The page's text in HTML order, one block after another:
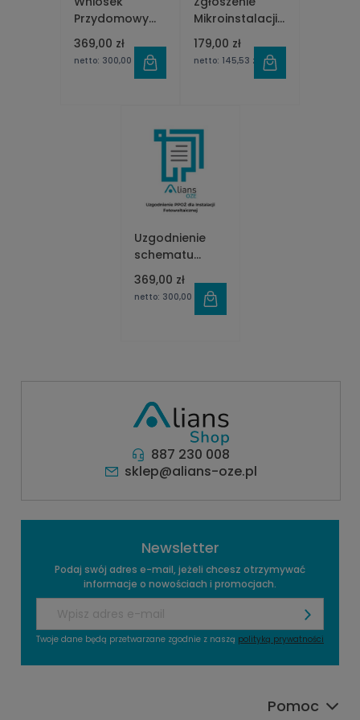
Przydomowy
magazyn
energii
369,00 zł
netto: 300,00 zł
Mikroinstalacji
do OSD
179,00 zł
netto: 145,53 zł
Uzgodnienie
schematu
instalacji
fotowoltaicznej
z rzeczoznawcą
369,00 zł
netto: 300,00 zł
887 230 008
sklep@alians-oze.pl
Newsletter
Podaj swój adres e-mail, jeżeli chcesz otrzymywać
informacje o nowościach i promocjach.
Twoje dane będą przetwarzane zgodnie z naszą polityką prywatności
Pomoc